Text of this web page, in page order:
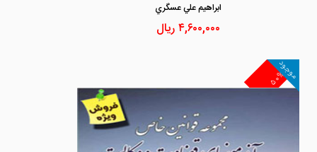
ابراهيم علي عسگري
۴,۶۰۰,۰۰۰ریال
۵۰%
موجود